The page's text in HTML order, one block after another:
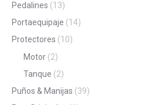
Pedalines (13)
Portaequipaje (14)
Protectores (10)
Motor (2)
Tanque (2)
Puños & Manijas (39)